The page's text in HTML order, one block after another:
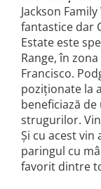
Jackson
fantastice dar
Estate este
Range, în
Francisco.
poziționate la
beneficiază
strugurilor.
Și cu acest
paringul cu
favorit dintre